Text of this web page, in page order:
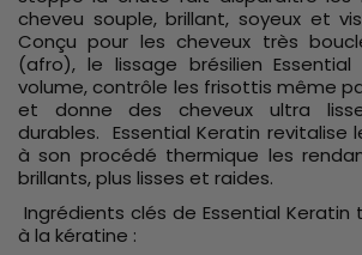
cheveu souple, brillant, soyeux et
Conçu pour les cheveux très
(afro), le lissage brésilien
volume, contrôle les frisottis même
et donne des cheveux ultra
durables. Essential Keratin revitalise
à son procédé thermique les
brillants, plus lisses et raides.
Ingrédients clés de Essential
à la kératine :